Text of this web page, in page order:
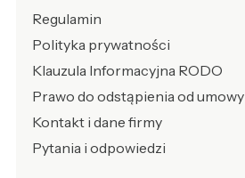
Regulamin
Polityka prywatności
Klauzula Informacyjna RODO
Prawo do odstąpienia od umowy
Kontakt i dane firmy
Pytania i odpowiedzi